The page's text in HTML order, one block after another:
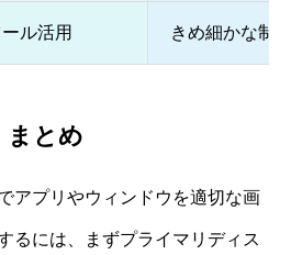
ル活用 きめ細かな制
まとめ
アプリやウィンドウを適切な画
るには、まずプライマリディス